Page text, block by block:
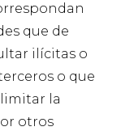
que de
ilícitas o
o que
la
otros